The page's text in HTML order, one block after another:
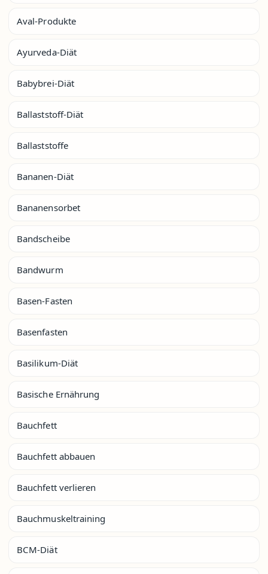
Aval-Produkte
Ayurveda-Diät
Babybrei-Diät
Ballaststoff-Diät
Ballaststoffe
Bananen-Diät
Bananensorbet
Bandscheibe
Bandwurm
Basen-Fasten
Basenfasten
Basilikum-Diät
Basische Ernährung
Bauchfett
Bauchfett abbauen
Bauchfett verlieren
Bauchmuskeltraining
BCM-Diät